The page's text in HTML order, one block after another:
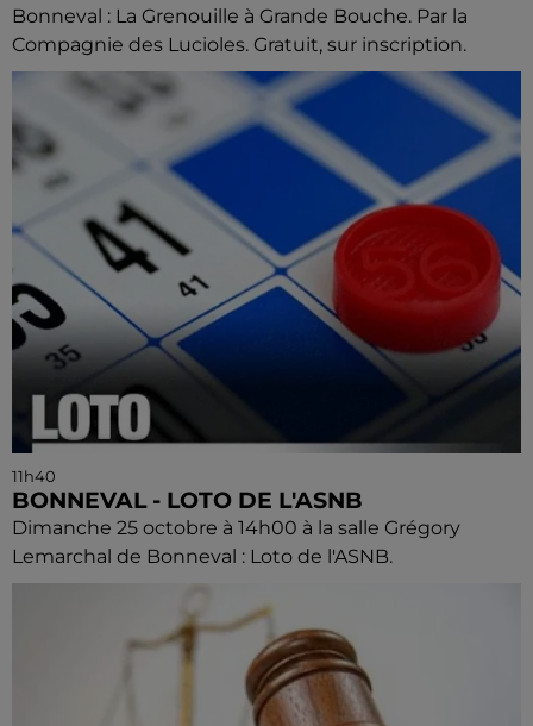
Bonneval : La Grenouille à Grande Bouche. Par la
Compagnie des Lucioles. Gratuit, sur inscription.
11h40
BONNEVAL - LOTO DE L'ASNB
Dimanche 25 octobre à 14h00 à la salle Grégory
Lemarchal de Bonneval : Loto de l'ASNB.